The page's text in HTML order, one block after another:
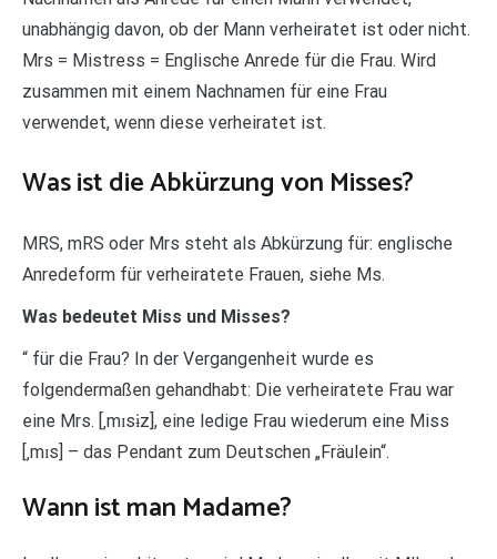
unabhängig davon, ob der Mann verheiratet ist oder nicht.
Mrs = Mistress = Englische Anrede für die Frau. Wird
zusammen mit einem Nachnamen für eine Frau
verwendet, wenn diese verheiratet ist.
Was ist die Abkürzung von Misses?
MRS, mRS oder Mrs steht als Abkürzung für: englische
Anredeform für verheiratete Frauen, siehe Ms.
Was bedeutet Miss und Misses?
“ für die Frau? In der Vergangenheit wurde es
folgendermaßen gehandhabt: Die verheiratete Frau war
eine Mrs. [‚mɪsɨz], eine ledige Frau wiederum eine Miss
[‚mɪs] – das Pendant zum Deutschen „Fräulein“.
Wann ist man Madame?